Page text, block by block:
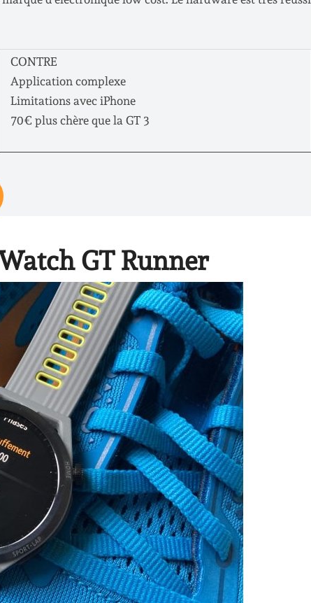
CONTRE
Application complexe
Limitations avec iPhone
70€ plus chère que la GT 3
GT Runner